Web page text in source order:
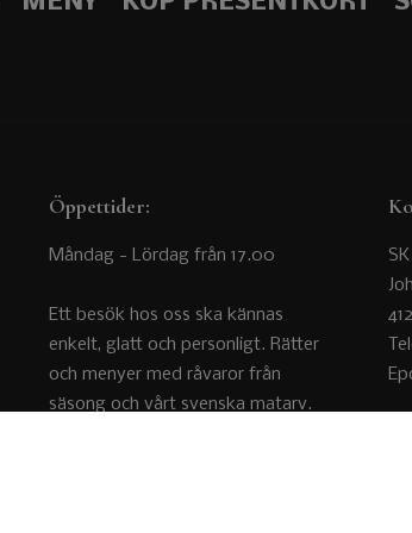
Öppettider:
Måndag - Lördag från 17.00
Ett besök hos oss ska kännas
enkelt, glatt och personligt. Rätter
och menyer med råvaror från
säsong och vårt svenska matarv.